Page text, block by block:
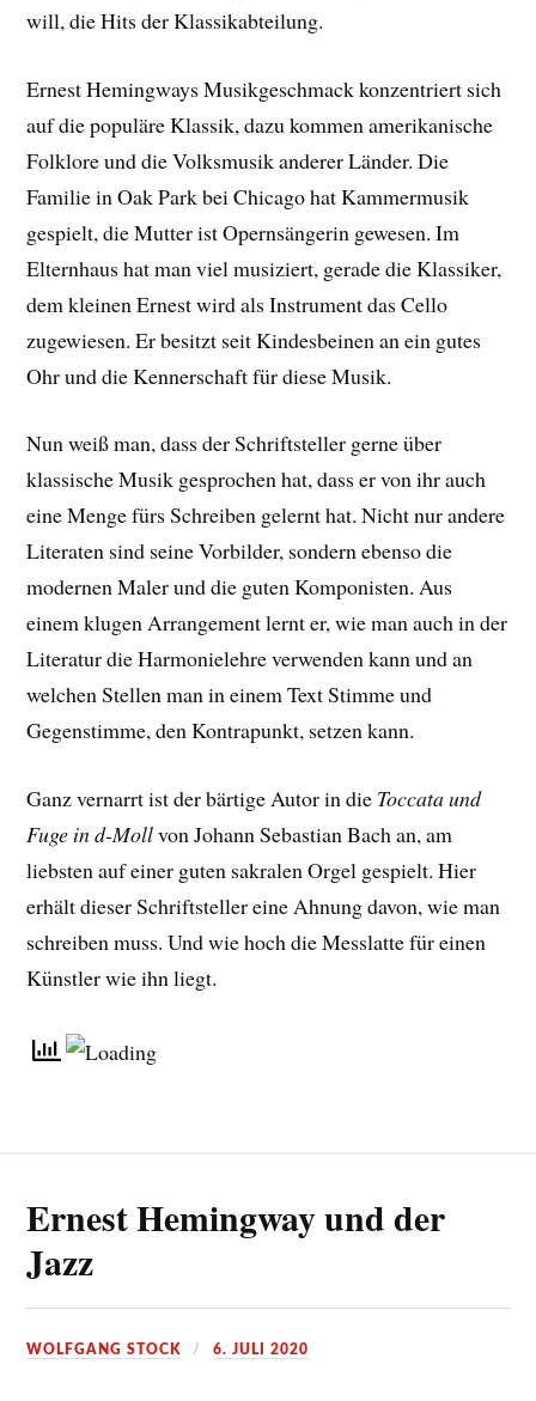
will, die Hits der Klassikabteilung.
Ernest Hemingways Musikgeschmack konzentriert sich
auf die populäre Klassik, dazu kommen amerikanische
Folklore und die Volksmusik anderer Länder. Die
Familie in Oak Park bei Chicago hat Kammermusik
gespielt, die Mutter ist Opernsängerin gewesen. Im
Elternhaus hat man viel musiziert, gerade die Klassiker,
dem kleinen Ernest wird als Instrument das Cello
zugewiesen. Er besitzt seit Kindesbeinen an ein gutes
Ohr und die Kennerschaft für diese Musik.
Nun weiß man, dass der Schriftsteller gerne über
klassische Musik gesprochen hat, dass er von ihr auch
eine Menge fürs Schreiben gelernt hat. Nicht nur andere
Literaten sind seine Vorbilder, sondern ebenso die
modernen Maler und die guten Komponisten. Aus
einem klugen Arrangement lernt er, wie man auch in der
Literatur die Harmonielehre verwenden kann und an
welchen Stellen man in einem Text Stimme und
Gegenstimme, den Kontrapunkt, setzen kann.
Ganz vernarrt ist der bärtige Autor in die Toccata und
Fuge in d-Mollvon Johann Sebastian Bach an, am
liebsten auf einer guten sakralen Orgel gespielt. Hier
erhält dieser Schriftsteller eine Ahnung davon, wie man
schreiben muss. Und wie hoch die Messlatte für einen
Künstler wie ihn liegt.
Ernest Hemingway und der
Jazz
WOLFGANG STOCK 6. JULI 2020